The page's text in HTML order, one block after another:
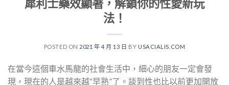
犀利士藥效顯著，解鎖你的性愛新玩
法！
POSTED ON 2021 年 4 月 13 日 BY USACIALIS.COM
在當今這個車水馬龍的社會生活中，細心的朋友一定會發
現，現在的人是越來越“早熟”了。談到性也比以前更加開放